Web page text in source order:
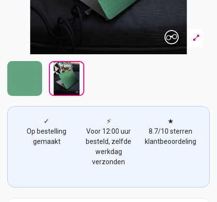
✓
Op bestelling
gemaakt
⚡
Voor 12:00 uur
besteld, zelfde
werkdag
verzonden
★
8.7/10 sterren
klantbeoordeling